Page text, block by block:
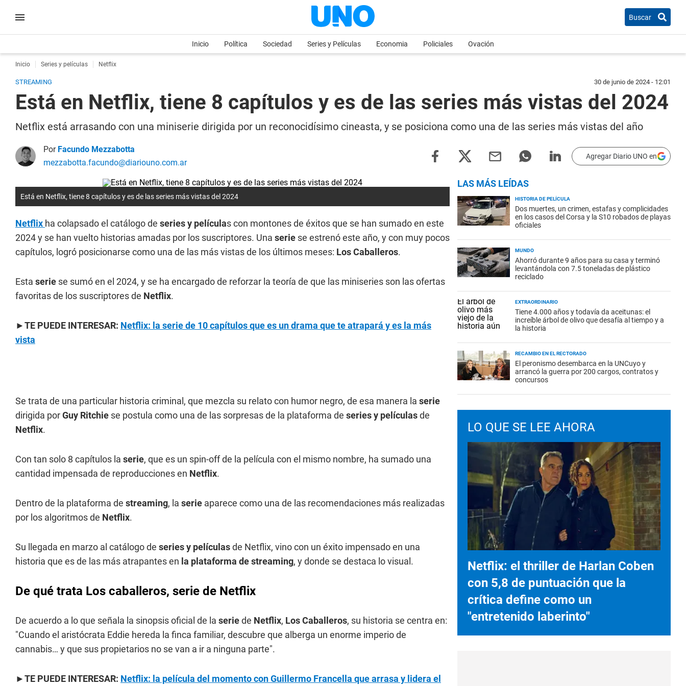
Buscar
Inicio Política Sociedad Series y Películas Economia Policiales Ovación
Inicio Series y películas Netflix
STREAMING 30 de junio de 2024 - 12:01
Está en Netflix, tiene 8 capítulos y es de las series más vistas del 2024
Netflix está arrasando con una miniserie dirigida por un reconocidísimo cineasta, y se posiciona como una de las series más vistas del año
Por Facundo Mezzabotta
mezzabotta.facundo@diariouno.com.ar
Agregar Diario UNO en
Está en Netflix, tiene 8 capítulos y es de las series más vistas del 2024
Netflix ha colapsado el catálogo de series y películas con montones de éxitos que se han sumado en este
2024 y se han vuelto historias amadas por los suscriptores. Una serie se estrenó este año, y con muy pocos
capítulos, logró posicionarse como una de las más vistas de los últimos meses: Los Caballeros.
Esta serie se sumó en el 2024, y se ha encargado de reforzar la teoría de que las miniseries son las ofertas
favoritas de los suscriptores de Netflix.
►TE PUEDE INTERESAR: Netflix: la serie de 10 capítulos que es un drama que te atrapará y es la más
vista
Se trata de una particular historia criminal, que mezcla su relato con humor negro, de esa manera la serie
dirigida porGuy Ritchie se postula como una de las sorpresas de la plataforma de series y películasde
Netflix.
Con tan solo 8 capítulos la serie, que es un spin-off de la película con el mismo nombre, ha sumado una
cantidad impensada de reproducciones en Netflix.
Dentro de la plataforma de streaming, la serie aparece como una de las recomendaciones más realizadas
por los algoritmos de Netflix.
Su llegada en marzo al catálogo de series y películasde Netflix, vino con un éxito impensado en una
historia que es de las más atrapantes en la plataforma de streaming, y donde se destaca lo visual.
De qué trata Los caballeros, serie de Netflix
De acuerdo a lo que señala la sinopsis oficial de la seriede Netflix, Los Caballeros, su historia se centra en:
"Cuando el aristócrata Eddie hereda la finca familiar, descubre que alberga un enorme imperio de
cannabis… y que sus propietarios no se van a ir a ninguna parte".
►TE PUEDE INTERESAR: Netflix: la película del momento con Guillermo Francella que arrasa y lidera el
LAS MÁS LEÍDAS
HISTORIA DE PELÍCULA
Dos muertes, un crimen, estafas y complicidades
en los casos del Corsa y la S10 robados de playas
oficiales
MUNDO
Ahorró durante 9 años para su casa y terminó
levantándola con 7.5 toneladas de plástico
reciclado
EXTRAORDINARIO
Tiene 4.000 años y todavía da aceitunas: el
increíble árbol de olivo que desafía al tiempo y a
la historia
RECAMBIO EN EL RECTORADO
El peronismo desembarca en la UNCuyo y
arrancó la guerra por 200 cargos, contratos y
concursos
LO QUE SE LEE AHORA
Netflix: el thriller de Harlan Coben
con 5,8 de puntuación que la
crítica define como un
"entretenido laberinto"